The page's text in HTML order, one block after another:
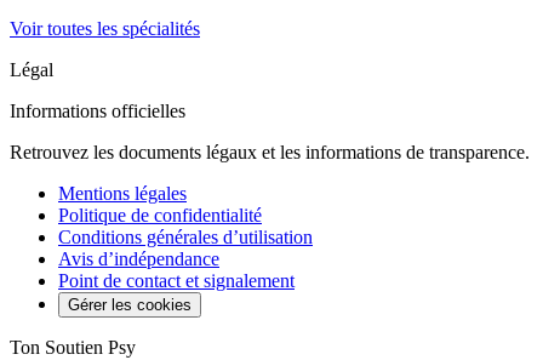
Voir toutes les spécialités
Légal
Informations officielles
Retrouvez les documents légaux et les informations de transparence.
Mentions légales
Politique de confidentialité
Conditions générales d’utilisation
Avis d’indépendance
Point de contact et signalement
Gérer les cookies
Ton Soutien Psy